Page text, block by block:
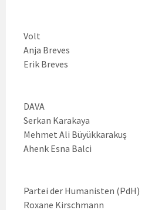
Volt
Anja Breves
Erik Breves
DAVA
Serkan Karakaya
Mehmet Ali Büyükkarakuş
Ahenk Esna Balci
Partei der Humanisten (PdH)
Roxane Kirschmann